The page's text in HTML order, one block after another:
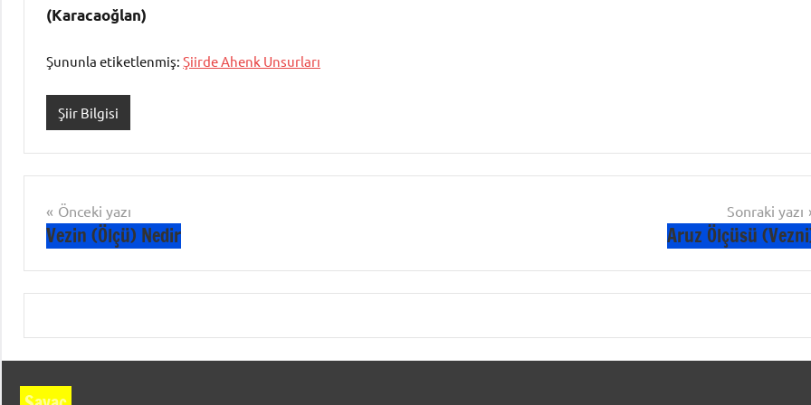
(Karacaoğlan)
Şununla etiketlenmiş: Şiirde Ahenk Unsurları
Şiir Bilgisi
Yazı
gezinmesi
Önceki yazı
Vezin (Ölçü) Nedir
Sonraki yazı
Aruz Ölçüsü